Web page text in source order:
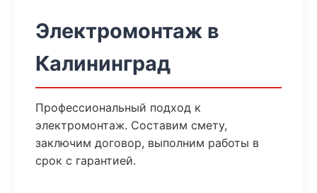
Электромонтаж в
Калининград
Профессиональный подход к
электромонтаж. Составим смету,
заключим договор, выполним работы в
срок с гарантией.